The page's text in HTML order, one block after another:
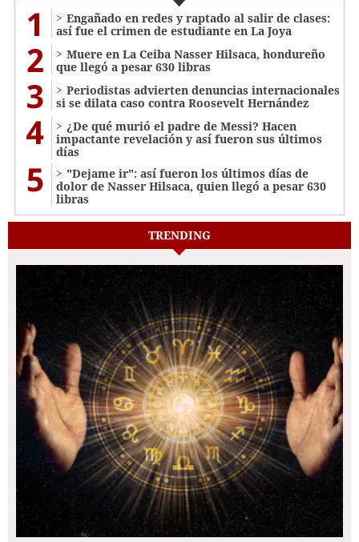
1
Engañado en redes y raptado al salir de clases:
así fue el crimen de estudiante en La Joya
2
Muere en La Ceiba Nasser Hilsaca, hondureño
que llegó a pesar 630 libras
3
Periodistas advierten denuncias internacionales
si se dilata caso contra Roosevelt Hernández
4
¿De qué murió el padre de Messi? Hacen
impactante revelación y así fueron sus últimos
días
5
"Dejame ir": así fueron los últimos días de
dolor de Nasser Hilsaca, quien llegó a pesar 630
libras
TRENDING